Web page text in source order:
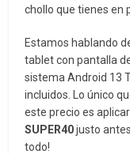
chollo que tienes en
Estamos hablando
tablet con pantalla
sistema Android 13
incluidos. Lo único
este precio es
SUPER40justo
todo!